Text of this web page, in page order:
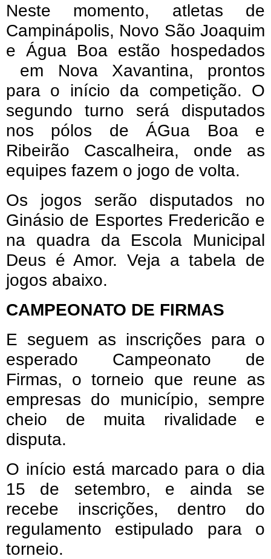
Neste momento, atletas de
Campinápolis, Novo São Joaquim
e Água Boa estão hospedados
em Nova Xavantina, prontos
para o início da competição. O
segundo turno será disputados
nos pólos de ÁGua Boa e
Ribeirão Cascalheira, onde as
equipes fazem o jogo de volta.
Os jogos serão disputados no
Ginásio de Esportes Fredericão e
na quadra da Escola Municipal
Deus é Amor. Veja a tabela de
jogos abaixo.
CAMPEONATO DE FIRMAS
E seguem as inscrições para o
esperado Campeonato de
Firmas, o torneio que reune as
empresas do município, sempre
cheio de muita rivalidade e
disputa.
O início está marcado para o dia
15 de setembro, e ainda se
recebe inscrições, dentro do
regulamento estipulado para o
torneio.